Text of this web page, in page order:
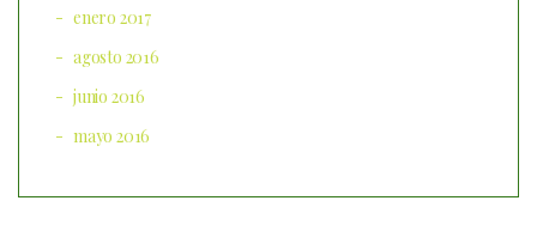
enero 2017
agosto 2016
junio 2016
mayo 2016